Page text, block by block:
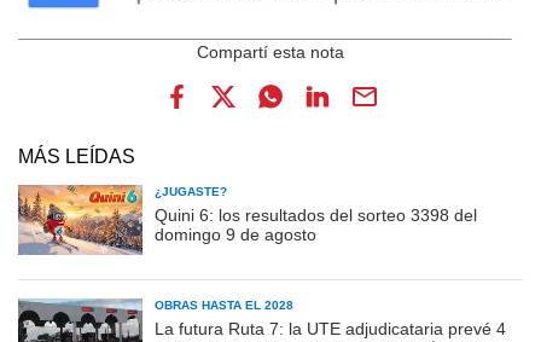
MÁS LEÍDAS
¿JUGASTE?
Quini 6: los resultados del sorteo 3398 del
domingo 9 de agosto
OBRAS HASTA EL 2028
La futura Ruta 7: la UTE adjudicataria prevé 4